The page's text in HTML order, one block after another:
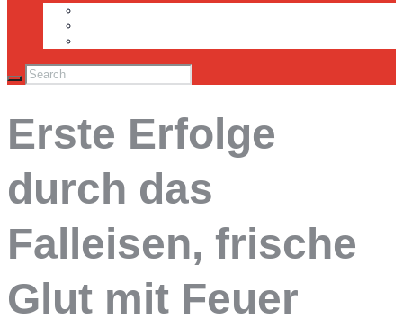
Erste Erfolge
durch das
Falleisen, frische
Glut mit Feuer